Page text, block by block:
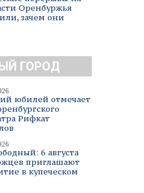
Оренбуржья
зачем они
ГОРОД
юбилей отмечает
Рифкат
6 августа
приглашают
в купеческом